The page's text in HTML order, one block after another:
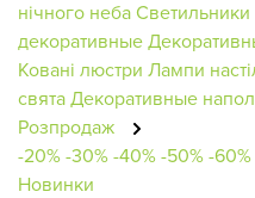
нічного неба
декоративные
Ковані люстри Лампи
святаДекоративные
Розпродаж
-20%-30%-40%-50%-60%
Новинки